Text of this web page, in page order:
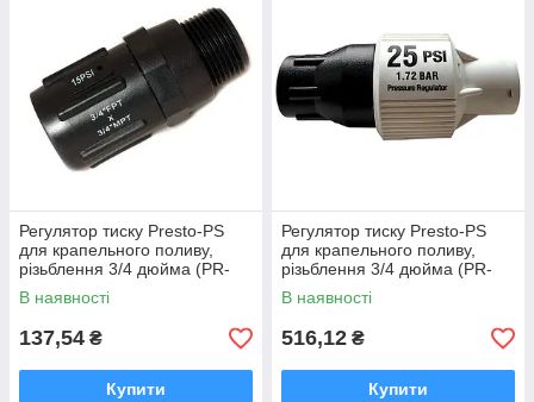
Регулятор тиску Presto-PS
для крапельного поливу,
різьблення 3/4 дюйма (PR-
013420-H)
В наявності
137,54 ₴
Купити
Регулятор тиску Presto-PS
для крапельного поливу,
різьблення 3/4 дюйма (PR-
0142-H)
В наявності
516,12 ₴
Купити